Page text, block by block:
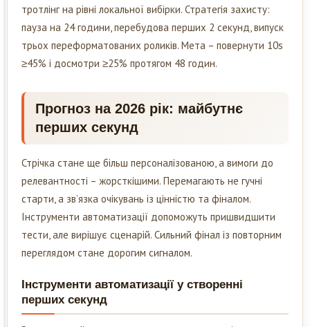
тротлінг на рівні локальної вибірки. Стратегія захисту:
пауза на 24 години, перебудова перших 2 секунд, випуск
трьох переформатованих роликів. Мета – повернути 10s
≥45% і досмотри ≥25% протягом 48 годин.
Прогноз на 2026 рік: майбутнє
перших секунд
Стрічка стане ще більш персоналізованою, а вимоги до
релевантності – жорсткішими. Перемагають не гучні
старти, а зв’язка очікувань із цінністю та фіналом.
Інструменти автоматизації допоможуть пришвидшити
тести, але вирішує сценарій. Сильний фінал із повторним
переглядом стане дорогим сигналом.
Інструменти автоматизації у створенні
перших секунд